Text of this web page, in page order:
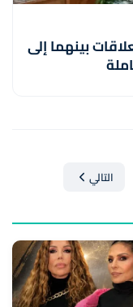
بينهما إلى
التالي